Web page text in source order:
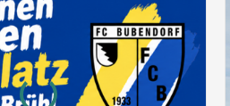
et des organisations